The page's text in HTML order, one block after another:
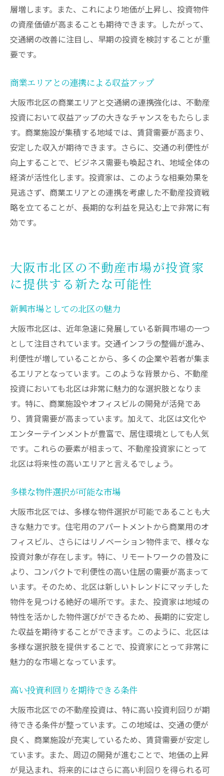
層増します。また、これにより地価が上昇し、投資物件
の資産価値が高まることも期待できます。したがって、
交通網の改善に注目し、早期の投資を検討することが重
要です。
商業エリアとの連携による収益アップ
大阪市北区の商業エリアと交通網の連携強化は、不動産
投資において収益アップの大きなチャンスをもたらしま
す。商業施設が集積する地域では、賃貸需要が高まり、
安定した収入が期待できます。さらに、交通の利便性が
向上することで、ビジネス需要も喚起され、地域全体の
経済が活性化します。投資家は、このような相乗効果を
見逃さず、商業エリアとの連携を考慮した不動産投資戦
略を立てることが、長期的な利益を見込む上で非常に有
効です。
大阪市北区の不動産市場が投資家
に提供する新たな可能性
新興市場としての北区の魅力
大阪市北区は、近年急速に発展している新興市場の一つ
として注目されています。交通インフラの整備が進み、
利便性が増していることから、多くの企業や若者が集ま
るエリアとなっています。このような背景から、不動産
投資においても北区は非常に魅力的な選択肢となりま
す。特に、商業施設やオフィスビルの開発が活発であ
り、賃貸需要が高まっています。加えて、北区は文化や
エンターテインメントが豊富で、居住環境としても人気
です。これらの要素が相まって、不動産投資家にとって
北区は将来性の高いエリアと言えるでしょう。
多様な物件選択が可能な市場
大阪市北区では、多様な物件選択が可能であることも大
きな魅力です。住宅用のアパートメントから商業用のオ
フィスビル、さらにはリノベーション物件まで、様々な
投資対象が存在します。特に、リモートワークの普及に
より、コンパクトで利便性の高い住居の需要が高まって
います。そのため、北区は新しいトレンドにマッチした
物件を見つける絶好の場所です。また、投資家は地域の
特性を活かした物件選びができるため、長期的に安定し
た収益を期待することができます。このように、北区は
多様な選択肢を提供することで、投資家にとって非常に
魅力的な市場となっています。
高い投資利回りを期待できる条件
大阪市北区での不動産投資は、特に高い投資利回りが期
待できる条件が整っています。この地域は、交通の便が
良く、商業施設が充実しているため、賃貸需要が安定し
ています。また、周辺の開発が進むことで、地価の上昇
が見込まれ、将来的にはさらに高い利回りを得られる可